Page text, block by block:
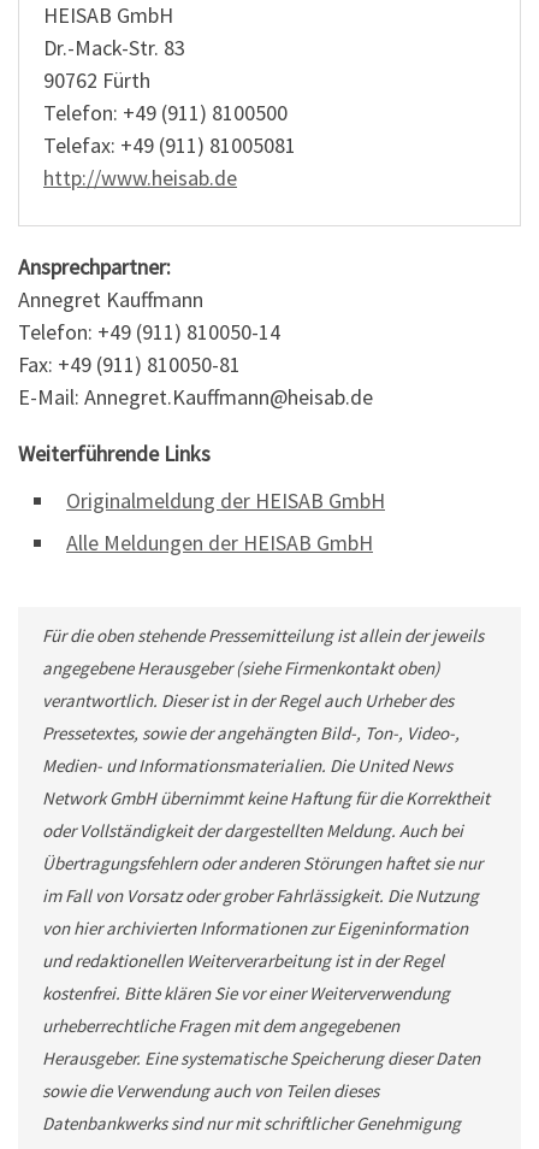
HEISAB GmbH
Dr.-Mack-Str. 83
90762 Fürth
Telefon: +49 (911) 8100500
Telefax: +49 (911) 81005081
http://www.heisab.de
Ansprechpartner:
Annegret Kauffmann
Telefon: +49 (911) 810050-14
Fax: +49 (911) 810050-81
E-Mail: Annegret.Kauffmann@heisab.de
Weiterführende Links
Originalmeldung der HEISAB GmbH
Alle Meldungen der HEISAB GmbH
Für die oben stehende Pressemitteilung ist allein der jeweils
angegebene Herausgeber (siehe Firmenkontakt oben)
verantwortlich. Dieser ist in der Regel auch Urheber des
Pressetextes, sowie der angehängten Bild-, Ton-, Video-,
Medien- und Informationsmaterialien. Die United News
Network GmbH übernimmt keine Haftung für die Korrektheit
oder Vollständigkeit der dargestellten Meldung. Auch bei
Übertragungsfehlern oder anderen Störungen haftet sie nur
im Fall von Vorsatz oder grober Fahrlässigkeit. Die Nutzung
von hier archivierten Informationen zur Eigeninformation
und redaktionellen Weiterverarbeitung ist in der Regel
kostenfrei. Bitte klären Sie vor einer Weiterverwendung
urheberrechtliche Fragen mit dem angegebenen
Herausgeber. Eine systematische Speicherung dieser Daten
sowie die Verwendung auch von Teilen dieses
Datenbankwerks sind nur mit schriftlicher Genehmigung